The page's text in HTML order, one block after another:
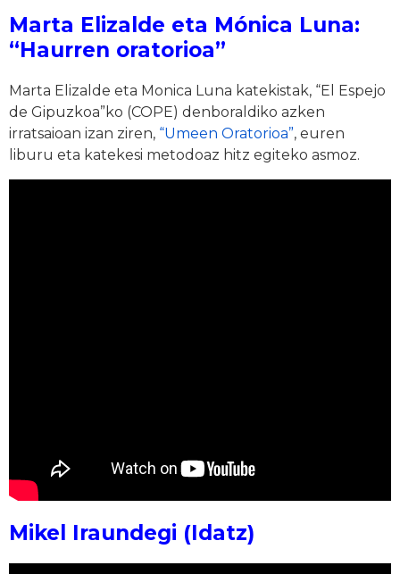
Marta Elizalde eta Mónica Luna:
“Haurren oratorioa”
Marta Elizalde eta Monica Luna katekistak, “El Espejo
de Gipuzkoa”ko (COPE) denboraldiko azken
irratsaioan izan ziren, “Umeen Oratorioa”, euren
liburu eta katekesi metodoaz hitz egiteko asmoz.
Mikel Iraundegi (Idatz)